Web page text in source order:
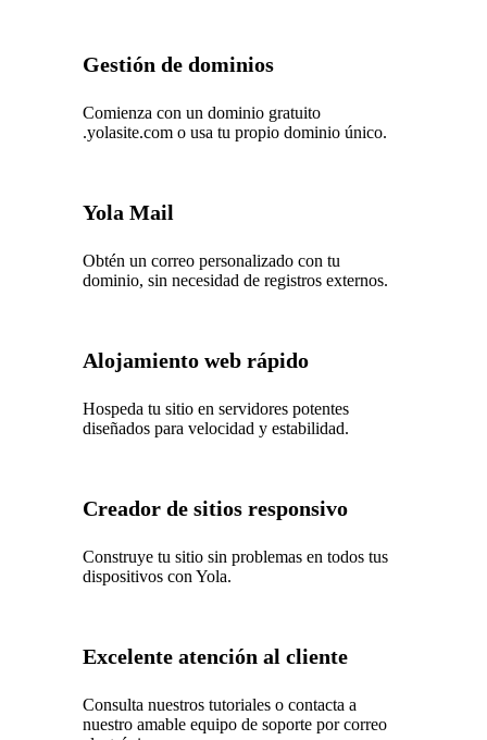
Gestión de dominios
Comienza con un dominio gratuito
.yolasite.com o usa tu propio dominio único.
Yola Mail
Obtén un correo personalizado con tu
dominio, sin necesidad de registros externos.
Alojamiento web rápido
Hospeda tu sitio en servidores potentes
diseñados para velocidad y estabilidad.
Creador de sitios responsivo
Construye tu sitio sin problemas en todos tus
dispositivos con Yola.
Excelente atención al cliente
Consulta nuestros tutoriales o contacta a
nuestro amable equipo de soporte por correo